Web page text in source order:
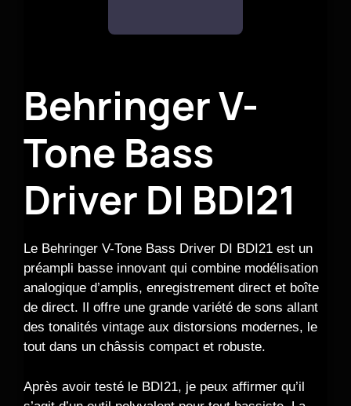
Behringer V-
Tone Bass
Driver DI BDI21
Le Behringer V-Tone Bass Driver DI BDI21 est un
préampli basse innovant qui combine modélisation
analogique d’amplis, enregistrement direct et boîte
de direct. Il offre une grande variété de sons allant
des tonalités vintage aux distorsions modernes, le
tout dans un châssis compact et robuste.
Après avoir testé le BDI21, je peux affirmer qu’il